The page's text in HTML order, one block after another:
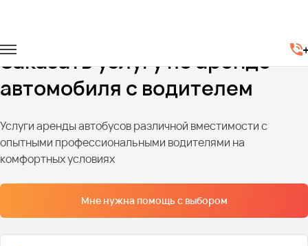
Заказать услугу по аренде
автомобиля с водителем
Услуги аренды автобусов различной вместимости с
опытными профессиональными водителями на
комфортных условиях
Мне нужна помощь с выбором